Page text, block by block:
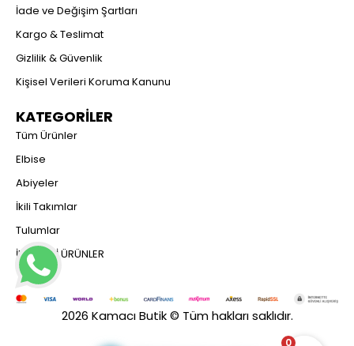
İade ve Değişim Şartları
Kargo & Teslimat
Gizlilik & Güvenlik
Kişisel Verileri Koruma Kanunu
KATEGORİLER
Tüm Ürünler
Elbise
Abiyeler
İkili Takımlar
Tulumlar
İNDİRİMLİ ÜRÜNLER
2026 Kamacı Butik © Tüm hakları saklıdır.
0